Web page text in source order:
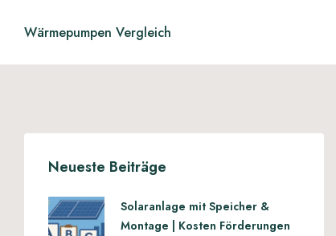
Wärmepumpen Vergleich
Neueste Beiträge
Solaranlage mit Speicher &
Montage | Kosten Förderungen